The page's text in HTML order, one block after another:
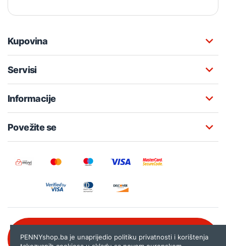
Kupovina
Servisi
Informacije
Povežite se
PENNYshop.ba je unaprijedio politiku privatnosti i korištenja